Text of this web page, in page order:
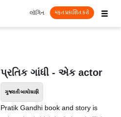
☰
લૉગિન મફત પ્રકાશિત કરો
પ્રતિક ગાંધી - એક actor
ગુજરાતી બાયોગ્રાફી
Pratik Gandhi book and story is